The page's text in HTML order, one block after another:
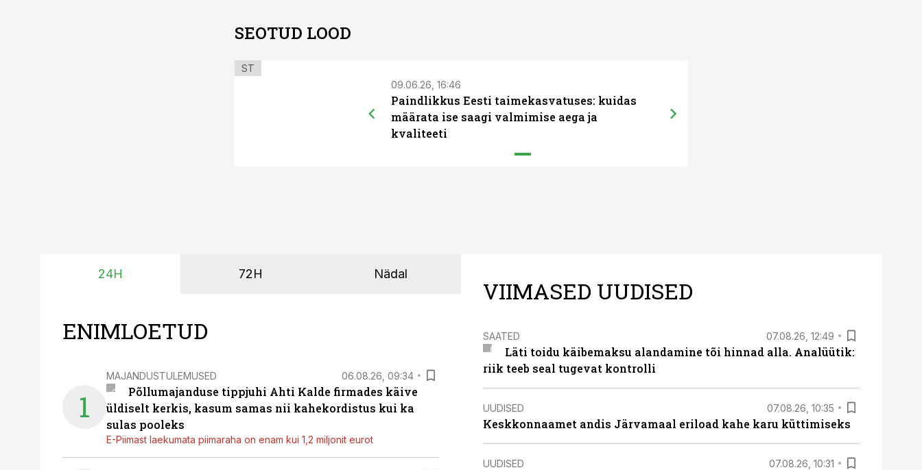
SEOTUD LOOD
ST
09.06.26, 16:46
Paindlikkus Eesti taimekasvatuses: kuidas
määrata ise saagi valmimise aega ja
kvaliteeti
24H 72H Nädal
ENIMLOETUD
1
MAJANDUSTULEMUSED 06.08.26, 09:34
Põllumajanduse tippjuhi Ahti Kalde firmades käive
üldiselt kerkis, kasum samas nii kahekordistus kui ka
sulas pooleks
E-Piimast laekumata piimaraha on enam kui 1,2 miljonit eurot
VIIMASED UUDISED
SAATED 07.08.26, 12:49
Läti toidu käibemaksu alandamine tõi hinnad alla. Analüütik:
riik teeb seal tugevat kontrolli
UUDISED 07.08.26, 10:35
Keskkonnaamet andis Järvamaal eriload kahe karu küttimiseks
UUDISED 07.08.26, 10:31